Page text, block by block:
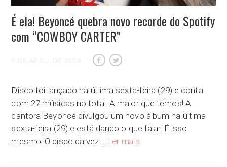
É ela! Beyoncé quebra novo recorde do Spotify
com “COWBOY CARTER”
9 DE ABRIL DE 2024
Disco foi lançado na última sexta-feira (29) e conta
com 27 músicas no total. A maior que temos! A
cantora Beyoncé divulgou um novo álbum na última
sexta-feira (29) e está dando o que falar. É isso
mesmo! O disco da vez … Ler mais